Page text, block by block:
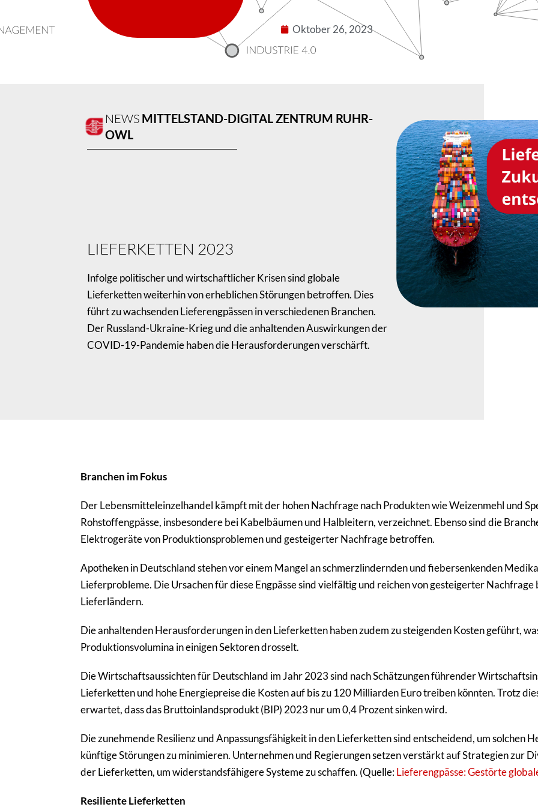
Oktober 26, 2023
NEWS MITTEL­STAND-DIGITAL ZENTRUM RUHR-
OWL
LIEFERKETTEN 2023
Infolge politischer und wirtschaftlicher Krisen sind globale
Lieferketten weiterhin von erheblichen Störungen betroffen. Dies
führt zu wachsenden Lieferengpässen in verschiedenen Branchen.
Der Russland-Ukraine-Krieg und die anhaltenden Auswirkungen der
COVID-19-Pandemie haben die Herausforderungen verschärft.
Branchen im Fokus
Der Lebensmitteleinzelhandel kämpft mit der hohen Nachfrage nach Produkten wie Weizenmehl und
Rohstoffengpässe, insbesondere bei Kabelbäumen und Halbleitern, verzeichnet. Ebenso sind die
Elektrogeräte von Produktionsproblemen und gesteigerter Nachfrage betroffen.
Apotheken in Deutschland stehen vor einem Mangel an schmerzlindernden und fiebersenkenden
Lieferprobleme. Die Ursachen für diese Engpässe sind vielfältig und reichen von gesteigerter Nachfrage
Lieferländern.
Die anhaltenden Herausforderungen in den Lieferketten haben zudem zu steigenden Kosten geführt,
Produktionsvolumina in einigen Sektoren drosselt.
Die Wirtschaftsaussichten für Deutschland im Jahr 2023 sind nach Schätzungen führender
Lieferketten und hohe Energiepreise die Kosten auf bis zu 120 Milliarden Euro treiben könnten. Trotz
erwartet, dass das Bruttoinlandsprodukt (BIP) 2023 nur um 0,4 Prozent sinken wird.
Die zunehmende Resilienz und Anpassungsfähigkeit in den Lieferketten sind entscheidend, um solchen
künftige Störungen zu minimieren. Unternehmen und Regierungen setzen verstärkt auf Strategien zur
der Lieferketten, um widerstandsfähigere Systeme zu schaffen. (Quelle:Lieferengpässe: Gestörte
Resiliente Lieferketten